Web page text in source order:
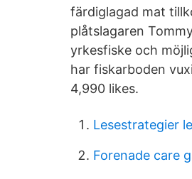
färdiglagad mat
plåtslagaren
yrkesfiske och
har fiskarboden
4,990 likes.
Lesestrategier
Forenade care